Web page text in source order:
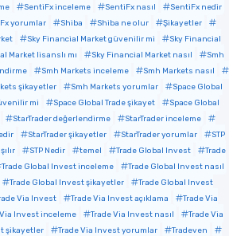
SentiFx inceleme SentiFx nasıl
SentiFx nedir
yorumlar Shiba Shiba ne olur
Şikayetler
Sky Financial Market güvenilir mi
Sky Financial
Market lisanslı mı Sky Financial Market nasıl
Smh
Smh Markets inceleme
Smh Markets nasıl
şikayetler Smh Markets yorumlar
Space Global
mi Space Global Trade şikayet
Space Global
StarTrader değerlendirme
StarTrader inceleme
StarTrader şikayetler StarTrader yorumlar
STP
STP Nedir temel Trade Global Invest
Trade
Trade Global Invest inceleme
Trade Global Invest nasıl
Trade Global Invest şikayetler
Trade Global Invest
Via Invest Trade Via Invest açıklama
Trade Via
Via Invest inceleme Trade Via Invest nasıl
Trade Via
şikayetler Trade Via Invest yorumlar
Tradeven